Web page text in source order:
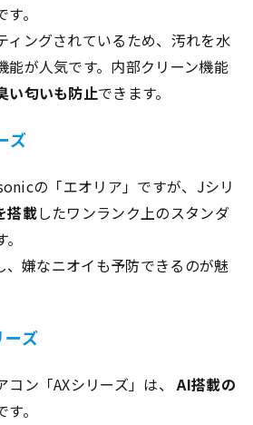
。
ィングされているため、汚れを水
能が人気です。内部クリーン機能
い匂いも防止できます。
ズ
の「エオリア」ですが、Jシリ
搭載したワンランク上のスタンダ
、嫌なニオイも予防できるのが魅
ズ
コン「AXシリーズ」は、AI搭載の
す。